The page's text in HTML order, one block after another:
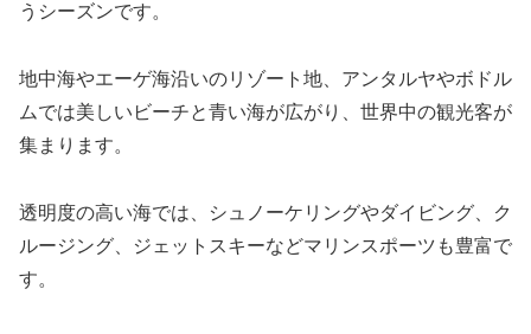
うシーズンです。
地中海やエーゲ海沿いのリゾート地、アンタルヤやボドル
ムでは美しいビーチと青い海が広がり、世界中の観光客が
集まります。
透明度の高い海では、シュノーケリングやダイビング、ク
ルージング、ジェットスキーなどマリンスポーツも豊富で
す。